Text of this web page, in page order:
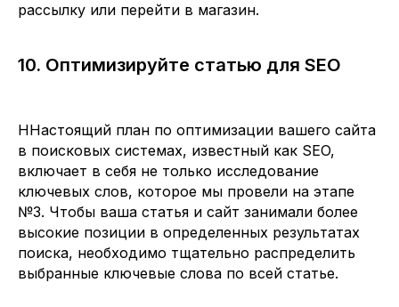
рассылку или перейти в магазин.
10. Оптимизируйте статью для SEO
ННастоящий план по оптимизации вашего сайта
в поисковых системах, известный как SEO,
включает в себя не только исследование
ключевых слов, которое мы провели на этапе
№3. Чтобы ваша статья и сайт занимали более
высокие позиции в определенных результатах
поиска, необходимо тщательно распределить
выбранные ключевые слова по всей статье.